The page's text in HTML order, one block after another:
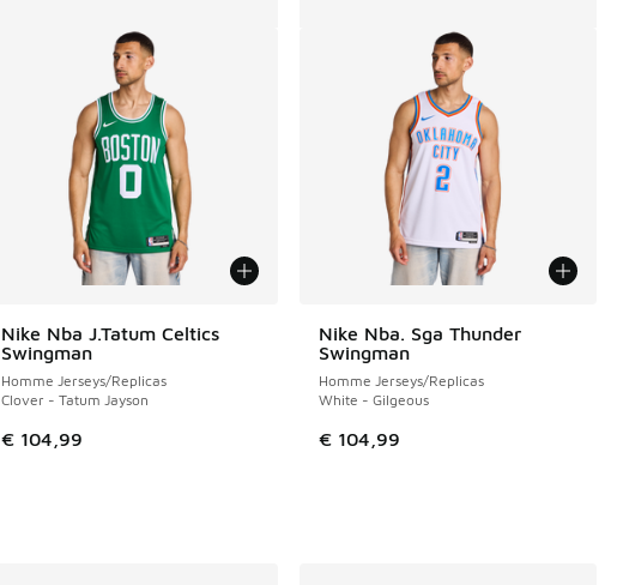
Nike Nba J.Tatum Celtics
Swingman
Homme Jerseys/Replicas
Clover - Tatum Jayson
€ 104,99
Nike Nba. Sga Thunder
Swingman
Homme Jerseys/Replicas
White - Gilgeous
€ 104,99